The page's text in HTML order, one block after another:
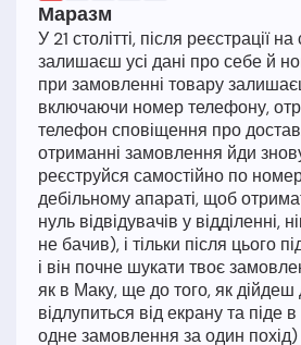
Маразм
У 21 столітті, після реєстрації на
залишаєш усі дані про себе й
при замовленні товару
включаючи номер телефону,
телефон сповіщення про
отриманні замовлення йди
реєструйся самостійно по
дебільному апараті, щоб
нуль відвідувачів у відділенні,
не бачив), і тільки після цього
і він почне шукати твоє
як в Маку, ще до того, як дійдеш
відлупиться від екрану та піде
одне замовлення за один